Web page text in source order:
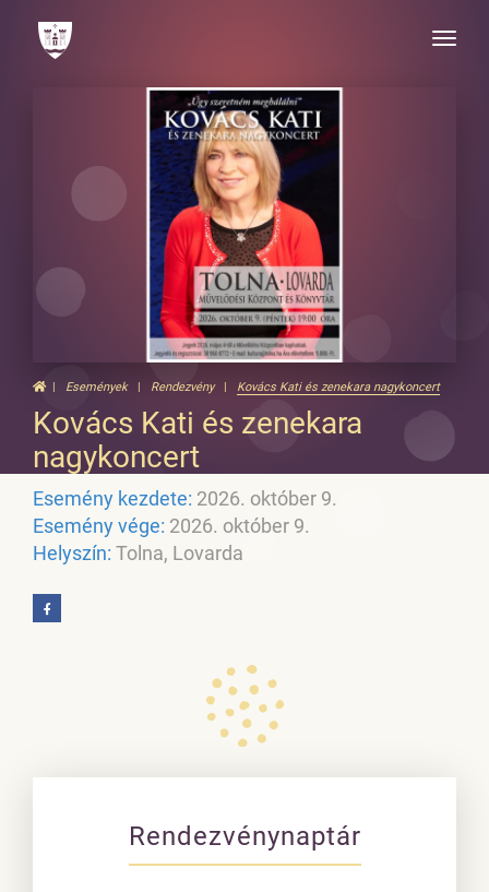
Toggle
Események Rendezvény Kovács Kati és zenekara nagykoncert
Kovács Kati és zenekara
nagykoncert
Esemény kezdete: 2026. október 9.
Esemény vége: 2026. október 9.
Helyszín: Tolna, Lovarda
Rendezvénynaptár